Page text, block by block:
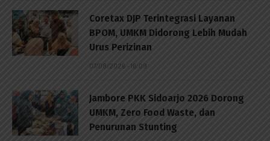
Coretax DJP Terintegrasi Layanan
BPOM, UMKM Didorong Lebih Mudah
Urus Perizinan
07/08/2026 - 16:09
Jambore PKK Sidoarjo 2026 Dorong
UMKM, Zero Food Waste, dan
Penurunan Stunting